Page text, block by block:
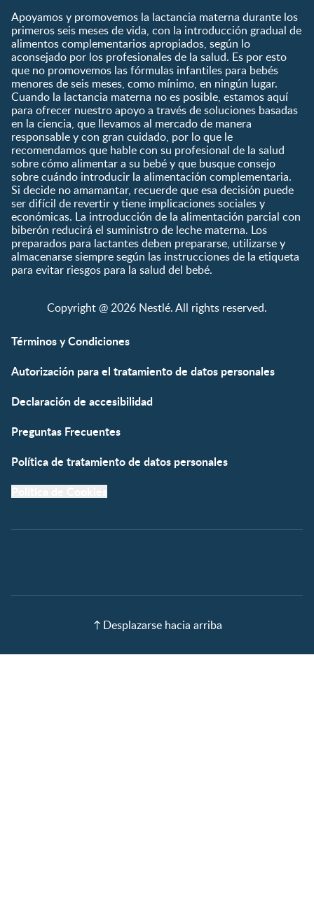
¿Quiénes somos?
Marcas y productos
Nuestros Productos
Nuestras Marcas
Embarazo
Posparto
0 a 4 meses
4 a 6 meses
6 a 8 meses
8 a 12 meses
12 a 24 meses
Desde 2 años
Preescolar
Escolar
Nutrición
Salud
Maternidad
Paternidad
Vida en familia
Marcas
CERELAC®
GERBER®
KLIM®
NAN® 3
NAN® Optipro® 3
NAN® Supreme 3
NESTUM®
NESCARE®
Productos
Cereales Infantiles
Compotas y galletas
Fórmulas Infantiles
Vitaminas y Suplementos
Herramientas
semana
Nombres para tu bebé
Calculadora de color de
Apoyamos y promovemos la lactancia materna durante los
primeros seis meses de vida, con la introducción gradual de
alimentos complementarios apropiados, según lo
aconsejado por los profesionales de la salud. Es por esto
que no promovemos las fórmulas infantiles para bebés
menores de seis meses, como mínimo, en ningún lugar.
Cuando la lactancia materna no es posible, estamos aquí
para ofrecer nuestro apoyo a través de soluciones basadas
en la ciencia, que llevamos al mercado de manera
responsable y con gran cuidado, por lo que le
recomendamos que hable con su profesional de la salud
sobre cómo alimentar a su bebé y que busque consejo
sobre cuándo introducir la alimentación complementaria.
Si decide no amamantar, recuerde que esa decisión puede
ser difícil de revertir y tiene implicaciones sociales y
económicas. La introducción de la alimentación parcial con
biberón reducirá el suministro de leche materna. Los
preparados para lactantes deben prepararse, utilizarse y
almacenarse siempre según las instrucciones de la etiqueta
para evitar riesgos para la salud del bebé.
Copyright @ 2026 Nestlé. All rights reserved.
Términos y Condiciones
Autorización para el tratamiento de datos personales
Declaración de accesibilidad
Preguntas Frecuentes
Política de tratamiento de datos personales
Desplazarse hacia arriba